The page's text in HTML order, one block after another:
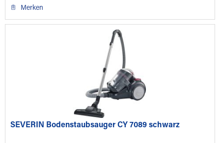
Merken
SEVERIN Bodenstaubsauger CY 7089 schwarz